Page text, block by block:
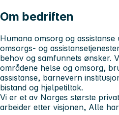
Om bedriften
Humana omsorg og
omsorgs- og
behov og samfunnets ønsker.
områdene helse og omsorg,
assistanse, barnevern
bistand og hjelpetiltak.
Vi er et av Norges største
arbeider etter visjonen, Alle